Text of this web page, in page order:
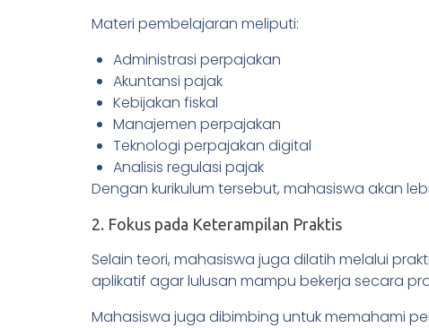
Materi pembelajaran meliputi:
Administrasi perpajakan
Akuntansi pajak
Kebijakan fiskal
Manajemen perpajakan
Teknologi perpajakan digital
Analisis regulasi pajak
Dengan kurikulum tersebut, mahasiswa akan
2. Fokus pada Keterampilan Praktis
Selain teori, mahasiswa juga dilatih melalui
aplikatif agar lulusan mampu bekerja secara
Mahasiswa juga dibimbing untuk memahami